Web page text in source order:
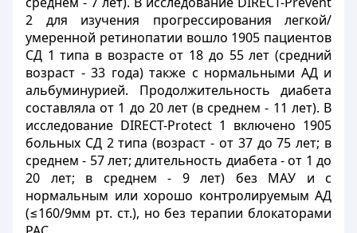
2 для изучения прогрессирования легкой/
умеренной ретинопатии вошло 1905 пациентов
СД 1 типа в возрасте от 18 до 55 лет (средний
возраст - 33 года) также с нормальными АД и
альбуминурией. Продолжительность диабета
составляла от 1 до 20 лет (в среднем - 11 лет). В
исследование DIRECT-Protect 1 включено 1905
больных СД 2 типа (возраст - от 37 до 75 лет; в
среднем - 57 лет; длительность диабета - от 1 до
20 лет; в среднем - 9 лет) без МАУ и с
нормальным или хорошо контролируемым АД
(≤160/9мм рт. ст.), но без терапии блокаторами